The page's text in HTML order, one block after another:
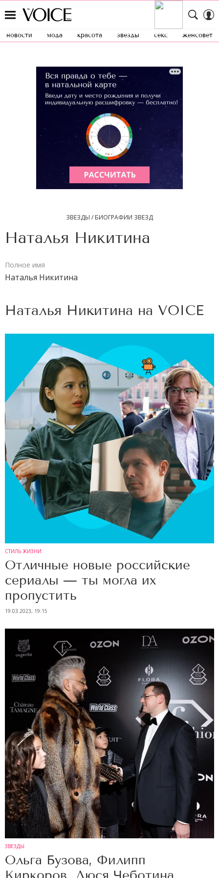
новости мода красота звезды секс женсовет
ЗВЕЗДЫ / БИОГРАФИИ ЗВЕЗД
Наталья Никитина
Полное имя
Наталья Никитина
Наталья Никитина на VOICE
СТИЛЬ ЖИЗНИ
Отличные новые российские
сериалы — ты могла их
пропустить
19.03.2023, 19:15
ЗВЕЗДЫ
Ольга Бузова, Филипп